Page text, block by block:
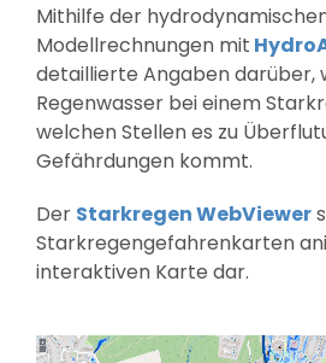
Mithilfe der
Modellrechnungen mit
detaillierte Angaben darüber,
Regenwasser bei einem
welchen Stellen es zu
Gefährdungen kommt.
Der Starkregen WebViewer
Starkregengefahrenkarten
interaktiven Karte dar.